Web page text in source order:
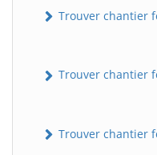
Trouver chantier
Trouver chantier
Trouver chantier